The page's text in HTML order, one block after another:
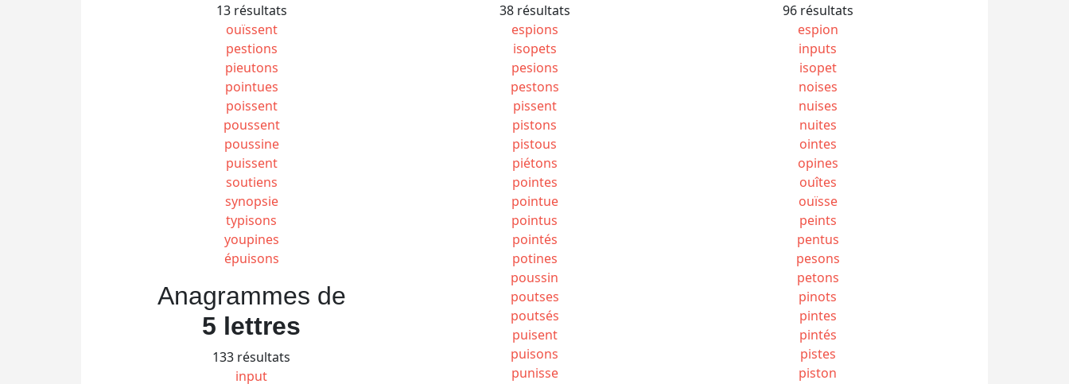
13 résultats
ouïssent
pestions
pieutons
pointues
poissent
poussent
poussine
puissent
soutiens
synopsie
typisons
youpines
épuisons
38 résultats
espions
isopets
pesions
pestons
pissent
pistons
pistous
piétons
pointes
pointue
pointus
pointés
potines
poussin
poutses
poutsés
puisent
puisons
punisse
96 résultats
espion
inputs
isopet
noises
nuises
nuites
ointes
opines
ouîtes
ouïsse
peints
pentus
pesons
petons
pinots
pintes
pintés
pistes
piston
Anagrammes de
5 lettres
133 résultats
input